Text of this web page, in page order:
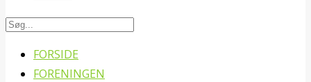
FORSIDE
FORENINGEN